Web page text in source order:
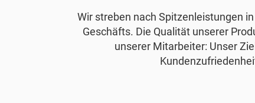
Wir streben nach Spitzenleistungen
Geschäfts. Die Qualität unserer
unserer Mitarbeiter: Unser